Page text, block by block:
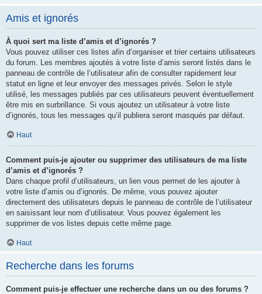
Amis et ignorés
À quoi sert ma liste d’amis et d’ignorés ?
Vous pouvez utiliser ces listes afin d’organiser et trier certains utilisateurs
du forum. Les membres ajoutés à votre liste d’amis seront listés dans le
panneau de contrôle de l’utilisateur afin de consulter rapidement leur
statut en ligne et leur envoyer des messages privés. Selon le style
utilisé, les messages publiés par ces utilisateurs peuvent éventuellement
être mis en surbrillance. Si vous ajoutez un utilisateur à votre liste
d’ignorés, tous les messages qu’il publiera seront masqués par défaut.
Haut
Comment puis-je ajouter ou supprimer des utilisateurs de ma liste
d’amis et d’ignorés ?
Dans chaque profil d’utilisateurs, un lien vous permet de les ajouter à
votre liste d’amis ou d’ignorés. De même, vous pouvez ajouter
directement des utilisateurs depuis le panneau de contrôle de l’utilisateur
en saisissant leur nom d’utilisateur. Vous pouvez également les
supprimer de vos listes depuis cette même page.
Haut
Recherche dans les forums
Comment puis-je effectuer une recherche dans un ou des forums ?